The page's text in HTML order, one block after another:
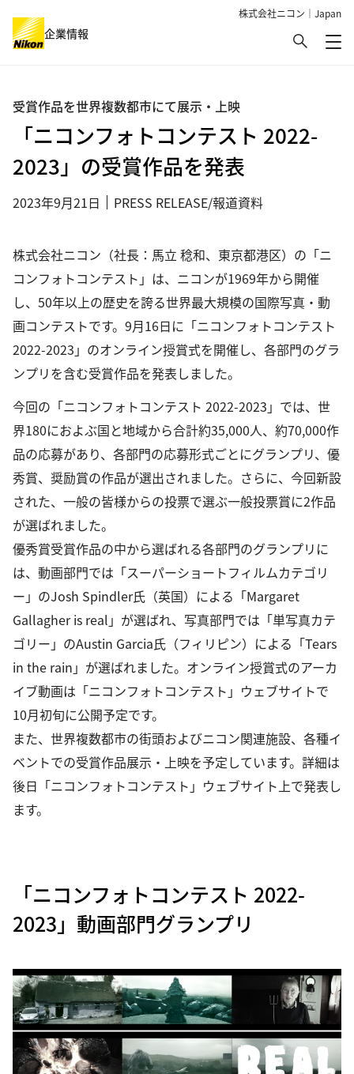
株式会社ニコン｜Japan
企業情報 検索
メ
「ニコンフォトコンテスト 2022-
2023」の受賞作品を発表
受賞作品を世界複数都市にて展示・上映
2023年9月21日 PRESS RELEASE/報道資料
株式会社ニコン（社長：馬立 稔和、東京都港区）の「ニ
コンフォトコンテスト」は、ニコンが1969年から開催
し、50年以上の歴史を誇る世界最大規模の国際写真・動
画コンテストです。9月16日に「ニコンフォトコンテスト
2022-2023」のオンライン授賞式を開催し、各部門のグラ
ンプリを含む受賞作品を発表しました。
今回の「ニコンフォトコンテスト 2022-2023」では、世
界180におよぶ国と地域から合計約35,000人、約70,000作
品の応募があり、各部門の応募形式ごとにグランプリ、優
秀賞、奨励賞の作品が選出されました。さらに、今回新設
された、一般の皆様からの投票で選ぶ一般投票賞に2作品
が選ばれました。
優秀賞受賞作品の中から選ばれる各部門のグランプリに
は、動画部門では「スーパーショートフィルムカテゴリ
ー」のJosh Spindler氏（英国）による「Margaret
Gallagher is real」が選ばれ、写真部門では「単写真カテ
ゴリー」のAustin Garcia氏（フィリピン）による「Tears
in the rain」が選ばれました。オンライン授賞式のアーカ
イブ動画は「ニコンフォトコンテスト」ウェブサイトで
10月初旬に公開予定です。
また、世界複数都市の街頭およびニコン関連施設、各種イ
ベントでの受賞作品展示・上映を予定しています。詳細は
後日「ニコンフォトコンテスト」ウェブサイト上で発表し
ます。
「ニコンフォトコンテスト 2022-
2023」動画部門グランプリ